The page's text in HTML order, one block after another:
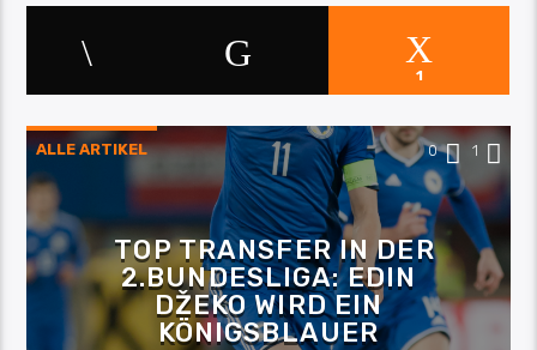
1
ALLE ARTIKEL 0 1
TOP TRANSFER IN DER
2.BUNDESLIGA: EDIN
DŽEKO WIRD EIN
KÖNIGSBLAUER